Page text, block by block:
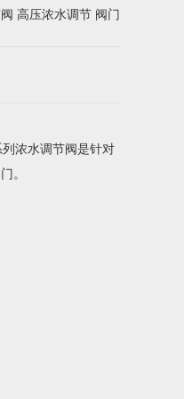
高压浓水调节 阀门
浓水调节阀是针对
。